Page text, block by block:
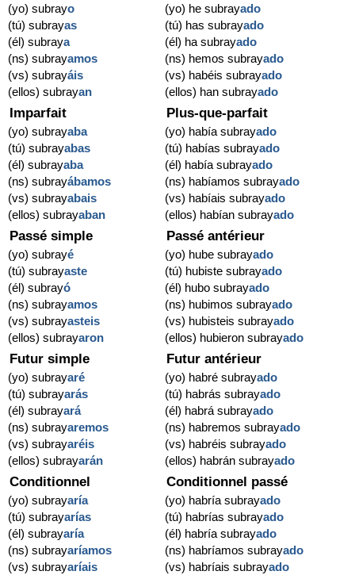
(yo) subrayo
(tú) subrayas
(él) subraya
(ns) subrayamos
(vs) subrayáis
(ellos) subrayan
(yo) he subrayado
(tú) has subrayado
(él) ha subrayado
(ns) hemos subrayado
(vs) habéis subrayado
(ellos) han subrayado
Imparfait
(yo) subrayaba
(tú) subrayabas
(él) subrayaba
(ns) subrayábamos
(vs) subrayabais
(ellos) subrayaban
Plus-que-parfait
(yo) había subrayado
(tú) habías subrayado
(él) había subrayado
(ns) habíamos subrayado
(vs) habíais subrayado
(ellos) habían subrayado
Passé simple
(yo) subrayé
(tú) subrayaste
(él) subrayó
(ns) subrayamos
(vs) subrayasteis
(ellos) subrayaron
Passé antérieur
(yo) hube subrayado
(tú) hubiste subrayado
(él) hubo subrayado
(ns) hubimos subrayado
(vs) hubisteis subrayado
(ellos) hubieron subrayado
Futur simple
(yo) subrayaré
(tú) subrayarás
(él) subrayará
(ns) subrayaremos
(vs) subrayaréis
(ellos) subrayarán
Futur antérieur
(yo) habré subrayado
(tú) habrás subrayado
(él) habrá subrayado
(ns) habremos subrayado
(vs) habréis subrayado
(ellos) habrán subrayado
Conditionnel
(yo) subrayaría
(tú) subrayarías
(él) subrayaría
(ns) subrayaríamos
(vs) subrayaríais
Conditionnel passé
(yo) habría subrayado
(tú) habrías subrayado
(él) habría subrayado
(ns) habríamos subrayado
(vs) habríais subrayado